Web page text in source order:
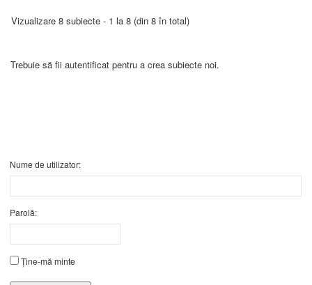
Vizualizare 8 subiecte - 1 la 8 (din 8 în total)
Trebuie să fii autentificat pentru a crea subiecte noi.
Nume de utilizator:
Parolă:
Ține-mă minte